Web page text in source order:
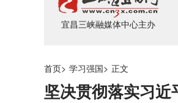
宜昌三峡融媒体中心主办
首页> 学习强国> 正文
坚决贯彻落实习